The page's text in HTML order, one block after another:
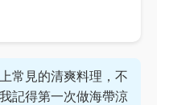
常見的清爽料理，不
記得第一次做海帶涼